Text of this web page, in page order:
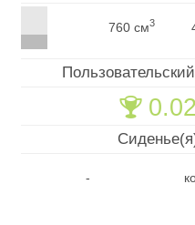
760 см3
🏆 0.02
-